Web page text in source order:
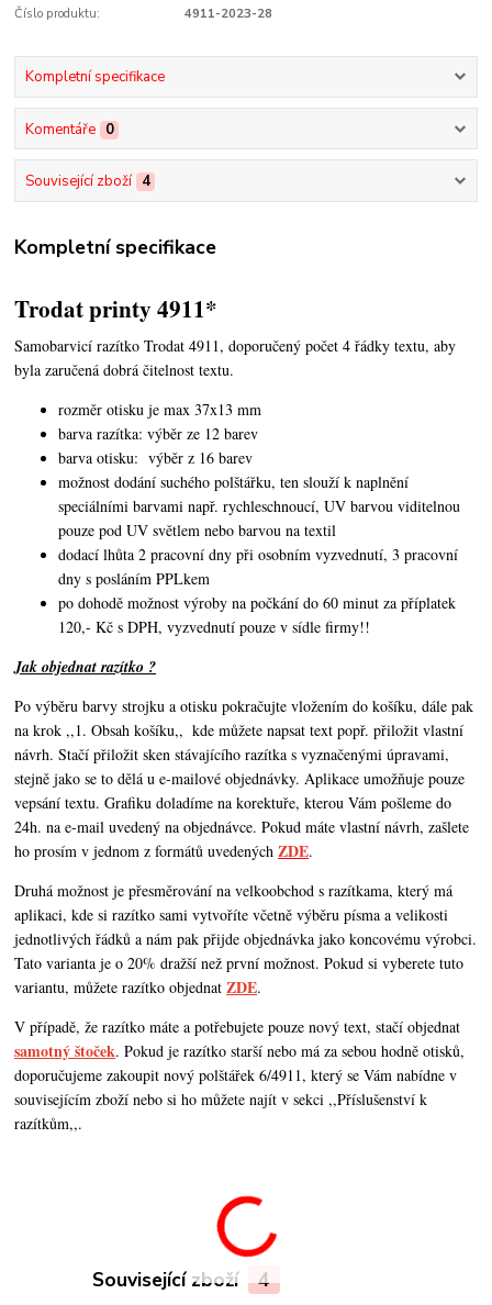
Číslo produktu: 4911-2023-28
Kompletní specifikace
Komentáře 0
Související zboží 4
Kompletní specifikace
Trodat printy 4911*
Samobarvicí razítko Trodat 4911, doporučený počet 4 řádky textu,aby
byla zaručená dobrá čitelnost textu.
rozměr otisku je max 37x13 mm
barva razítka: výběr ze 12 barev
barva otisku: výběr z 16 barev
možnost dodání suchého polštářku, ten slouží k naplnění
speciálními barvami např. rychleschnoucí, UV barvou viditelnou
pouze pod UV světlem nebo barvou na textil
dodací lhůta 2 pracovní dny při osobním vyzvednutí, 3 pracovní
dny s posláním PPLkem
po dohodě možnost výroby na počkání do 60 minut za příplatek
120,- Kč s DPH, vyzvednutí pouze v sídle firmy!!
Jak objednat razítko ?
Po výběru barvy strojku a otisku pokračujte vložením do košíku, dále pak
na krok ,,1. Obsah košíku,, kde můžete napsat text popř. přiložit vlastní
návrh. Stačí přiložit sken stávajícího razítka s vyznačenými úpravami,
stejně jako se to dělá u e-mailové objednávky. Aplikace umožňuje pouze
vepsání textu. Grafiku doladíme na korektuře, kterou Vám pošleme do
24h. na e-mail uvedený na objednávce. Pokud máte vlastní návrh,zašlete
ho prosím v jednom z formátů uvedenýchZDE.
Druhá možnost je přesměrování na velkoobchod s razítkama, který má
aplikaci, kde si razítko sami vytvoříte včetně výběru písma a velikosti
jednotlivých řádků a nám pak přijde objednávka jako koncovému výrobci.
Tato varianta je o 20% dražší než první možnost. Pokud si vyberete tuto
variantu, můžete razítko objednatZDE.
V případě, že razítko máte a potřebujete pouze nový text, stačí objednat
samotný štoček. Pokud je razítko starší nebo má za sebou hodně otisků,
doporučujeme zakoupit nový polštářek 6/4911, který se Vám nabídne v
souvisejícím zboží nebo si ho můžete najít v sekci ,,Příslušenství k
razítkům,,.
Související zboží 4